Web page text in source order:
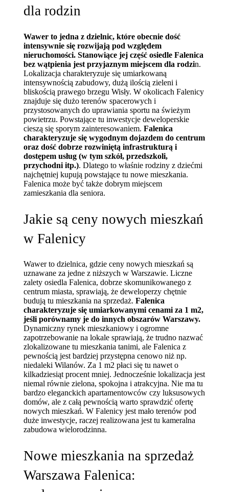
dla rodzin
Wawer to jedna z dzielnic, które obecnie dość
intensywnie się rozwijają pod względem
nieruchomości. Stanowiące jej część osiedle Falenica
bez wątpienia jest przyjaznym miejscem dla rodzin.
Lokalizacja charakteryzuje się umiarkowaną
intensywnością zabudowy, dużą ilością zieleni i
bliskością prawego brzegu Wisły. W okolicach Falenicy
znajduje się dużo terenów spacerowych i
przystosowanych do uprawiania sportu na świeżym
powietrzu. Powstające tu inwestycje deweloperskie
cieszą się sporym zainteresowaniem.Falenica
charakteryzuje się wygodnym dojazdem do centrum
oraz dość dobrze rozwiniętą infrastrukturą i
dostępem usług (w tym szkół, przedszkoli,
przychodni itp.). Dlatego to właśnie rodziny z dziećmi
najchętniej kupują powstające tu nowe mieszkania.
Falenica może być także dobrym miejscem
zamieszkania dla seniora.
Jakie są ceny nowych mieszkań
w Falenicy
Wawer to dzielnica, gdzie ceny nowych mieszkań są
uznawane za jedne z niższych w Warszawie. Liczne
zalety osiedla Falenica, dobrze skomunikowanego z
centrum miasta, sprawiają, że deweloperzy chętnie
budują tu mieszkania na sprzedaż.Falenica
charakteryzuje się umiarkowanymi cenami za 1 m2,
jeśli porównamy je do innych obszarów Warszawy.
Dynamiczny rynek mieszkaniowy i ogromne
zapotrzebowanie na lokale sprawiają, że trudno nazwać
zlokalizowane tu mieszkania tanimi, ale Falenica z
pewnością jest bardziej przystępna cenowo niż np.
niedaleki Wilanów. Za 1 m2 płaci się tu nawet o
kilkadziesiąt procent mniej. Jednocześnie lokalizacja jest
niemal równie zielona, spokojna i atrakcyjna. Nie ma tu
bardzo eleganckich apartamentowców czy luksusowych
domów, ale z całą pewnością warto sprawdzić ofertę
nowych mieszkań. W Falenicy jest mało terenów pod
duże inwestycje, raczej realizowana jest tu kameralna
zabudowa wielorodzinna.
Nowe mieszkania na sprzedaż
Warszawa Falenica: